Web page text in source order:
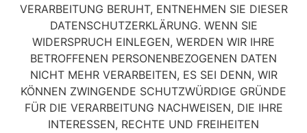
VERARBEITUNG BERUHT, ENTNEHMEN SIE DIESER
DATENSCHUTZERKLÄRUNG. WENN SIE
WIDERSPRUCH EINLEGEN, WERDEN WIR IHRE
BETROFFENEN PERSONENBEZOGENEN DATEN
NICHT MEHR VERARBEITEN, ES SEI DENN, WIR
KÖNNEN ZWINGENDE SCHUTZWÜRDIGE GRÜNDE
FÜR DIE VERARBEITUNG NACHWEISEN, DIE IHRE
INTERESSEN, RECHTE UND FREIHEITEN